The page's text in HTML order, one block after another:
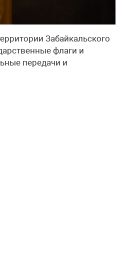
Забайкальского
флаги и
передачи и